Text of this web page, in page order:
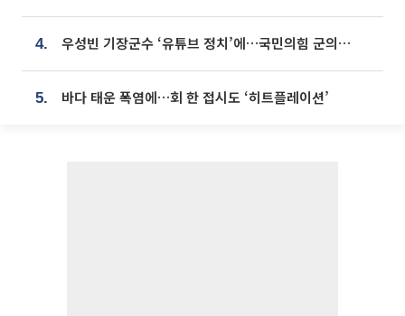
4. 우성빈 기장군수 ‘유튜브 정치’에…국민의힘 군의원들 집단 반발
5. 바다 태운 폭염에…회 한 접시도 ‘히트플레이션’